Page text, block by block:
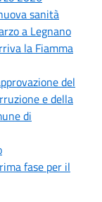
sanità
a Legnano
la Fiamma
del
e della
di
fase per il